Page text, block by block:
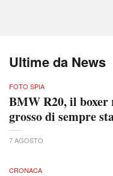
Ultime da News
FOTO SPIA
BMW R20, il
grosso di sempre
7 AGOSTO
CRONACA